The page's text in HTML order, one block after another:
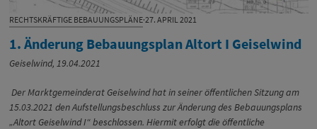
RECHTSKRÄFTIGE BEBAUUNGSPLÄNE·27. APRIL 2021
1. Änderung Bebauungsplan Altort I Geiselwind
Geiselwind, 19.04.2021
Der Marktgemeinderat Geiselwind hat in seiner öffentlichen Sitzung am
15.03.2021 den Aufstellungsbeschluss zur Änderung des Bebauungsplans
„Altort Geiselwind I“ beschlossen. Hiermit erfolgt die öffentliche